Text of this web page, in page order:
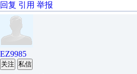
回复 引用 举报
EZ9985
关注 私信